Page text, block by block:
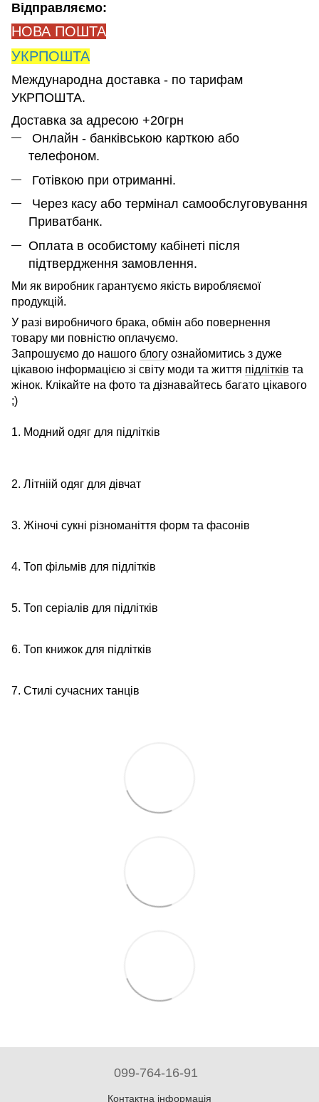
Відправляємо:
НОВА ПОШТА
УКРПОШТА
Международна доставка - по тарифам
УКРПОШТА.
Доставка за адресою +20грн
Онлайн - банківською карткою або
телефоном.
Готівкою при отриманні.
Через касу або термінал самообслуговування
Приватбанк.
Оплата в особистому кабінеті після
підтвердження замовлення.
Ми як виробник гарантуємо якість виробляємої
продукцій.
У разі виробничого брака, обмін або повернення
товару ми повністю оплачуємо.
Запрошуємо до нашого блогу ознайомитись з дуже
цікавою інформацією зі світу моди та життя підлітків та
жінок. Клікайте на фото та дізнавайтесь багато цікавого
;)
1. Модний одяг для підлітків
2. Літніій одяг для дівчат
3. Жіночі сукні різноманіття форм та фасонів
4. Топ фільмів для підлітків
5. Топ серіалів для підлітків
6. Топ книжок для підлітків
7. Стилі сучасних танців
099-764-16-91
Контактна інформація